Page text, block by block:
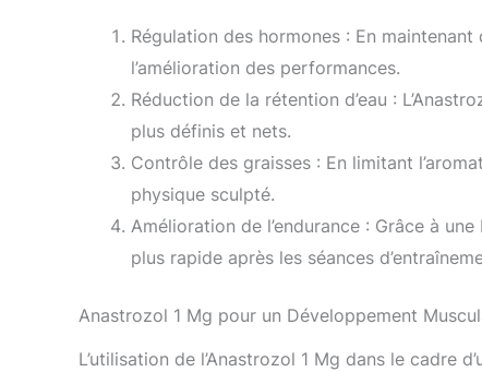
Régulation des hormones : En
l’amélioration des performances.
Réduction de la rétention d’eau :
plus définis et nets.
Contrôle des graisses : En limitant
physique sculpté.
Amélioration de l’endurance : Grâce à
plus rapide après les séances
Anastrozol 1 Mg pour un Développement
L’utilisation de l’Anastrozol 1 Mg dans le cadre